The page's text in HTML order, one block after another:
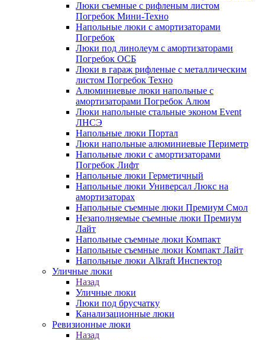
Люки съемные с рифленым листом
Погребок Мини-Техно
Напольные люки с амортизаторами
Погребок
Люки под линолеум с амортизаторами
Погребок ОСБ
Люки в гараж рифленые с металлическим
листом Погребок Техно
Алюминиевые люки напольные с
амортизаторами Погребок Алюм
Люки напольные стальные эконом Event
ЛНСЭ
Напольные люки Портал
Люки напольные алюминиевые Периметр
Напольные люки с амортизаторами
Погребок Лифт
Напольные люки Герметичный
Напольные люки Универсал Люкс на
амортизаторах
Напольные съемные люки Премиум Смол
Незаполняемые съемные люки Премиум
Лайт
Напольные съемные люки Компакт
Напольные съемные люки Компакт Лайт
Напольные люки Alkraft Инспектор
Уличные люки
Назад
Уличные люки
Люки под брусчатку
Канализационные люки
Ревизионные люки
Назад